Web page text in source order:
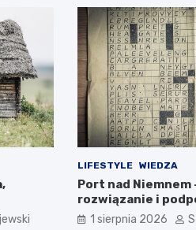
LIFESTYLE WIEDZA
Port nad Niemnem
rozwiązanie i
1 sierpnia 2026